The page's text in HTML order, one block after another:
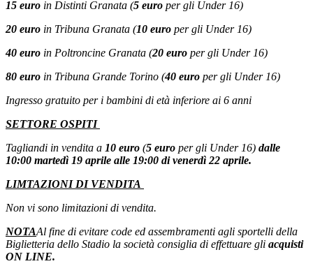
15 euro in Distinti Granata (5 euro per gli Under 16)
20 euro in Tribuna Granata (10 euro per gli Under 16)
40 euro in Poltroncine Granata (20 euro per gli Under 16)
80 euro in Tribuna Grande Torino (40 euro per gli Under 16)
Ingresso gratuito per i bambini di età inferiore ai 6 anni
SETTORE OSPITI
Tagliandi in vendita a 10 euro (5 euro per gli Under 16) dalle
10:00 martedì 19 aprile alle 19:00 di venerdì 22 aprile.
LIMTAZIONI DI VENDITA
Non vi sono limitazioni di vendita.
NOTAAl fine di evitare code ed assembramenti agli sportelli della
Biglietteria dello Stadio la società consiglia di effettuare gli acquisti
ON LINE.